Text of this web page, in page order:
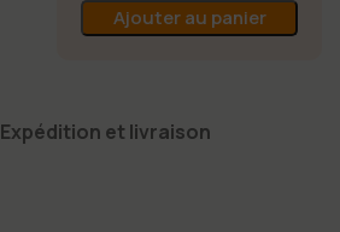
Ajouter au panier
Expédition et livraison